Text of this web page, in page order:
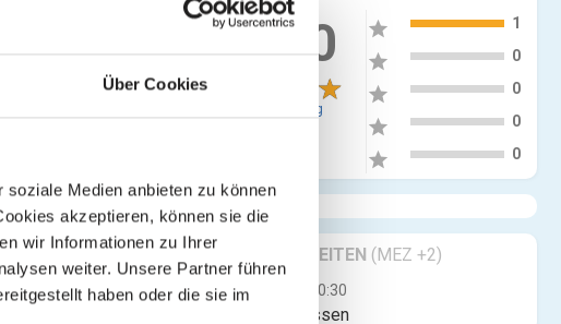
Über Cookies
Medien anbieten zu können
akzeptieren, können sie die
wir Informationen zu Ihrer
weiter. Unsere Partner führen
haben oder die sie im
5.00
1 Bewertung
star 1
star 0
star 0
star 0
star 0
GESCHÄFTSZEITEN (MEZ +2)
Mo 00:00 - 00:30
Jetzt geschlossen